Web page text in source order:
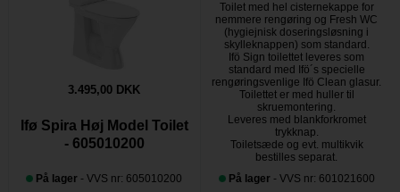
3.495,00 DKK
Ifø Spira Høj Model Toilet
- 605010200
På lager - VVS nr: 605010200
Toilet med hel cisternekappe for
nemmere rengøring og Fresh WC
(hygiejnisk doseringsløsning i
skylleknappen) som standard.
Ifö Sign toilettet leveres som
standard med Ifö´s specielle
rengøringsvenlige Ifö Clean glasur.
Toilettet er med huller til
skruemontering.
Leveres med blankforkromet
trykknap.
Toiletsæde og evt. multikvik
bestilles separat.
På lager- VVS nr: 601021600